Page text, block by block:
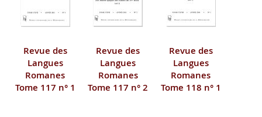
Revue des
Langues
Romanes
Tome 117 n° 1
Revue des
Langues
Romanes
Tome 117 n° 2
Revue des
Langues
Romanes
Tome 118 n° 1